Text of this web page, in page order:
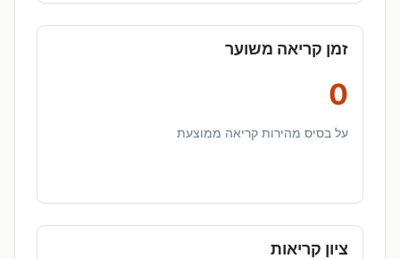
זמן קריאה משוער
0
על בסיס מהירות קריאה ממוצעת
ציון קריאות